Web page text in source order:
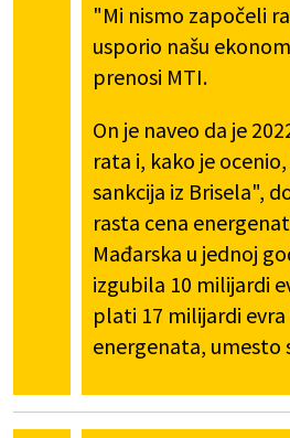
"Mi nismo započeli
usporio našu
prenosi MTI.
On je naveo da je
rata i, kako je
sankcija iz Brisela",
rasta cena
Mađarska u jednoj
izgubila 10 milijardi
plati 17 milijardi evra
energenata, umesto